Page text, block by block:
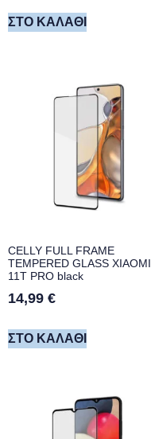
ΣΤΟ ΚΑΛΆΘΙ
CELLY FULL FRAME
TEMPERED GLASS XIAOMI
11T PRO black
14,99 €
ΣΤΟ ΚΑΛΆΘΙ